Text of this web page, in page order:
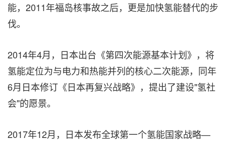
能，2011年福岛核事故之后，更是加快氢能替代的步
伐。
2014年4月，日本出台《第四次能源基本计划》，将
氢能定位为与电力和热能并列的核心二次能源，同年
6月日本修订《日本再复兴战略》，提出了建设"氢社
会"的愿景。
2017年12月，日本发布全球第一个氢能国家战略—